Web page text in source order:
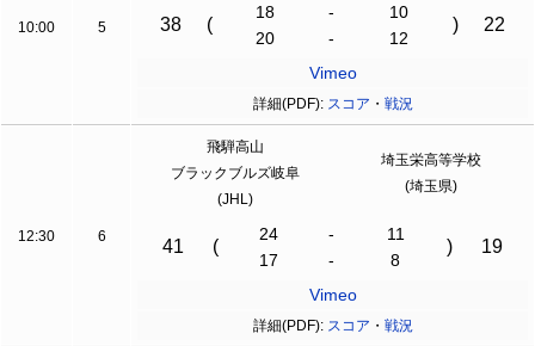
10:00 5 38 (
18 -
10
20
- 12
) 22
Vimeo
詳細(PDF): スコア ・ 戦況
12:30 6
飛騨高山
ブラックブルズ岐阜
(JHL)
埼玉栄高等学校
(埼玉県)
41 (
24 -
11
17
- 8
) 19
Vimeo
詳細(PDF): スコア ・ 戦況